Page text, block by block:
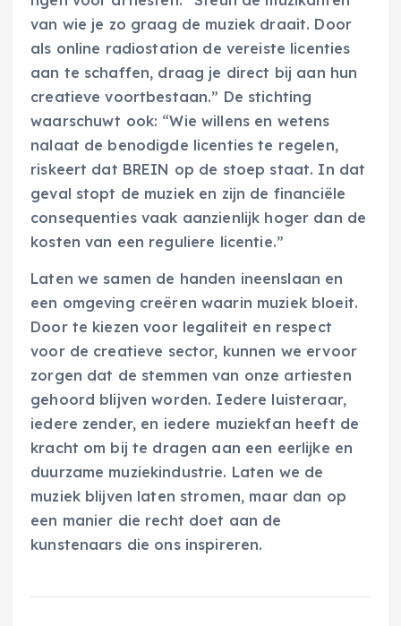
van wie je zo graag de muziek draait. Door
als online radiostation de vereiste licenties
aan te schaffen, draag je direct bij aan hun
creatieve voortbestaan.” De stichting
waarschuwt ook: “Wie willens en wetens
nalaat de benodigde licenties te regelen,
riskeert dat BREIN op de stoep staat. In dat
geval stopt de muziek en zijn de financiële
consequenties vaak aanzienlijk hoger dan de
kosten van een reguliere licentie.”
Laten we samen de handen ineenslaan en
een omgeving creëren waarin muziek bloeit.
Door te kiezen voor legaliteit en respect
voor de creatieve sector, kunnen we ervoor
zorgen dat de stemmen van onze artiesten
gehoord blijven worden. Iedere luisteraar,
iedere zender, en iedere muziekfan heeft de
kracht om bij te dragen aan een eerlijke en
duurzame muziekindustrie. Laten we de
muziek blijven laten stromen, maar dan op
een manier die recht doet aan de
kunstenaars die ons inspireren.